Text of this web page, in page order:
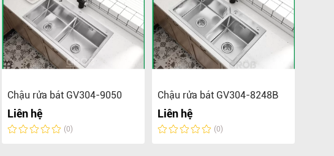
Chậu rửa bát GV304-9050
Liên hệ
(0)
Chậu rửa bát GV304-8248B
Liên hệ
(0)